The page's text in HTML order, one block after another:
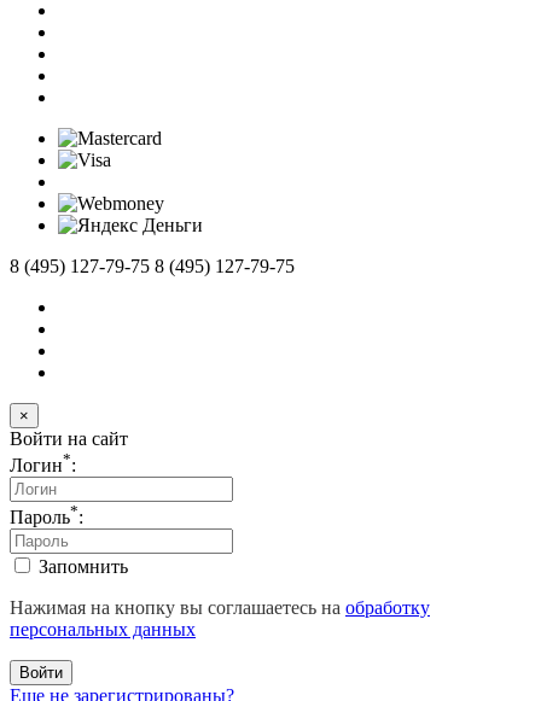
8 (495) 127-79-75 8 (495) 127-79-75
×
Войти на сайт
Логин*:
Пароль*:
Запомнить
Нажимая на кнопку вы соглашаетесь на обработку
персональных данных
Войти
Еще не зарегистрированы?